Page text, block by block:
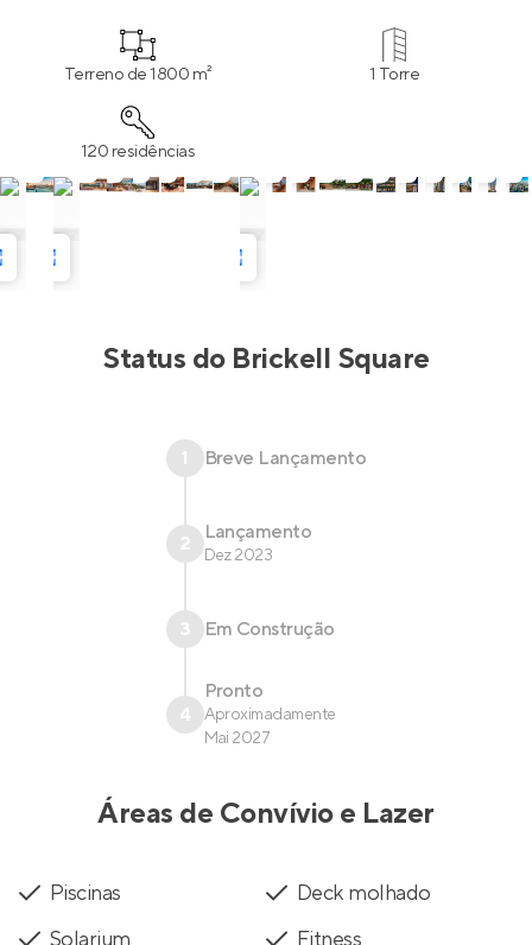
Terreno de 1800 m² 1 Torre
120 residências
Status do Brickell Square
1 Breve Lançamento
2 Lançamento
Dez 2023
3 Em Construção
4
Pronto
Aproximadamente
Mai 2027
Áreas de Convívio e Lazer
Piscinas
Deck molhado